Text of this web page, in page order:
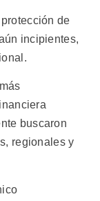
de
incipientes,
buscaron
regionales y